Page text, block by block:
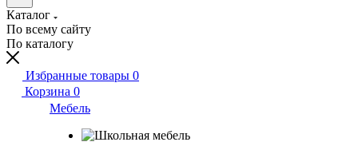
Каталог
По всему сайту
По каталогу
Избранные товары 0
Корзина 0
Мебель